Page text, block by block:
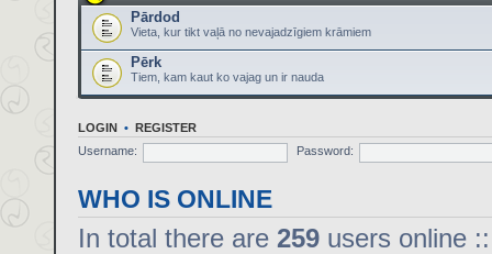
Pārdod
Vieta, kur tikt vaļā no nevajadzīgiem krāmiem
Pērk
Tiem, kam kaut ko vajag un ir nauda
LOGIN • REGISTER
Username:
Password:
WHO IS ONLINE
In total there are 259 users online